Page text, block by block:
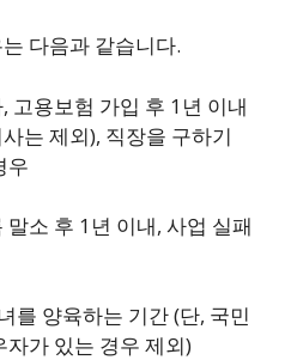
다음과 같습니다.
고용보험 가입 후 1년 이내
는 제외), 직장을 구하기
우
말소 후 1년 이내, 사업 실패
를 양육하는 기간 (단, 국민
가 있는 경우 제외)